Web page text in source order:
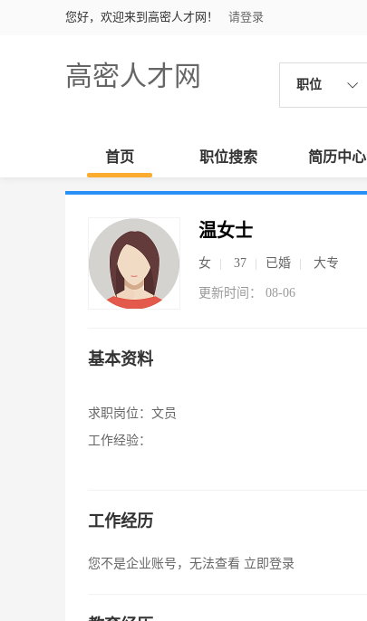
您好，欢迎来到高密人才网！ 请登录
高密人才网 职位
首页 职位搜索 简历中心
温女士
女 37 已婚 大专
更新时间： 08-06
基本资料
求职岗位： 文员
工作经验：
工作经历
您不是企业账号，无法查看 立即登录